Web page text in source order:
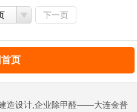
下一页
页
造设计,企业除甲醛——大连金普